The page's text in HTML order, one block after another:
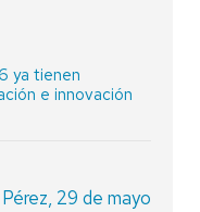
ya tienen
e innovación
29 de mayo